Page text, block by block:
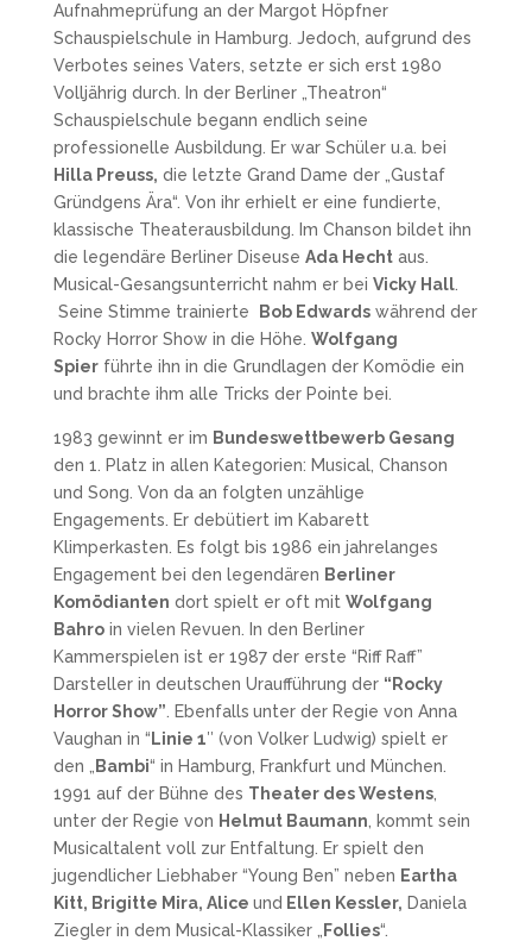
Aufnahmeprüfung an der Margot Höpfner
Schauspielschule in Hamburg. Jedoch, aufgrund des
Verbotes seines Vaters, setzte er sich erst 1980
Volljährig durch. In der Berliner „Theatron“
Schauspielschule begann endlich seine
professionelle Ausbildung. Er war Schüler u.a. bei
Hilla Preuss, die letzte Grand Dame der „Gustaf
Gründgens Ära“. Von ihr erhielt er eine fundierte,
klassische Theaterausbildung. Im Chanson bildet ihn
die legendäre Berliner Diseuse Ada Hechtaus.
Musical-Gesangsunterricht nahm er bei Vicky Hall.
Seine Stimme trainierte
Bob Edwardswährend der
Rocky Horror Show in die Höhe. Wolfgang
Spierführte ihn in die Grundlagen der Komödie ein
und brachte ihm alle Tricks der Pointe bei.
1983 gewinnt er im Bundeswettbewerb Gesang
den 1. Platz in allen Kategorien: Musical, Chanson
und Song. Von da an folgten unzählige
Engagements. Er debütiert im Kabarett
Klimperkasten. Es folgt bis 1986 ein jahrelanges
Engagement bei den legendären Berliner
Komödianten dort spielt er oft mit Wolfgang
Bahroin vielen Revuen. In den Berliner
Kammerspielen ist er 1987 der erste “Riff Raff”
Darsteller in deutschen Uraufführung der “Rocky
Horror Show” . Ebenfalls unter der Regie von Anna
Vaughan in “ Linie 1″ (von Volker Ludwig) spielt er
den „
Bambi“ in Hamburg, Frankfurt und München.
1991 auf der Bühne des Theater des Westens,
unter der Regie von Helmut Baumann , kommt sein
Musicaltalent voll zur Entfaltung. Er spielt den
jugendlicher Liebhaber “Young Ben” neben Eartha
Kitt, Brigitte Mira, Alice und Ellen Kessler, Daniela
Ziegler in dem Musical-Klassiker „
Follies“.